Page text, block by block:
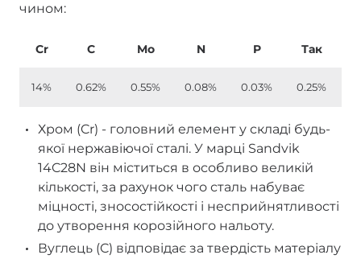
чином:
Cr C Mo N P Так
14% 0.62% 0.55% 0.08% 0.03% 0.25%
Хром (Cr) - головний елемент у складі будь-
якої нержавіючої сталі. У марці Sandvik
14C28N він міститься в особливо великій
кількості, за рахунок чого сталь набуває
міцності, зносостійкості і несприйнятливості
до утворення корозійного нальоту.
Вуглець (C) відповідає за твердість матеріалу